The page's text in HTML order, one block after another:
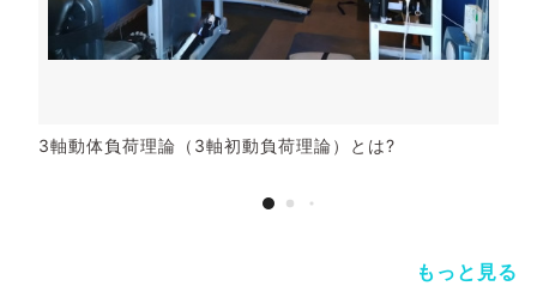
3軸動体負荷理論（3軸初動負荷理論）とは?
もっと見る